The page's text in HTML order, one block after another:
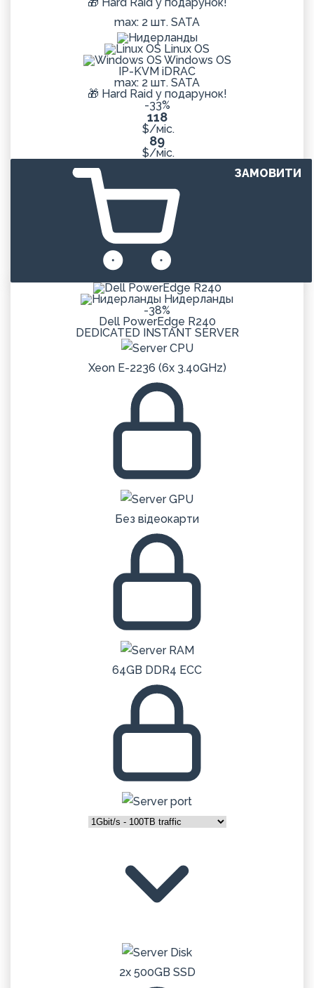
max: 2 шт. SATA
Linux OS
Windows OS
IP-KVM iDRAC
max: 2 шт. SATA
🎁 Hard Raid у подарунок!
-33%
118
$/міс.
89
$/міс.
ЗАМОВИТИ
Нидерланды
-38%
Dell PowerEdge R240
DEDICATED INSTANT SERVER
Xeon E-2236 (6x 3.40GHz)
Без відеокарти
64GB DDR4 ECC
2x 500GB SSD